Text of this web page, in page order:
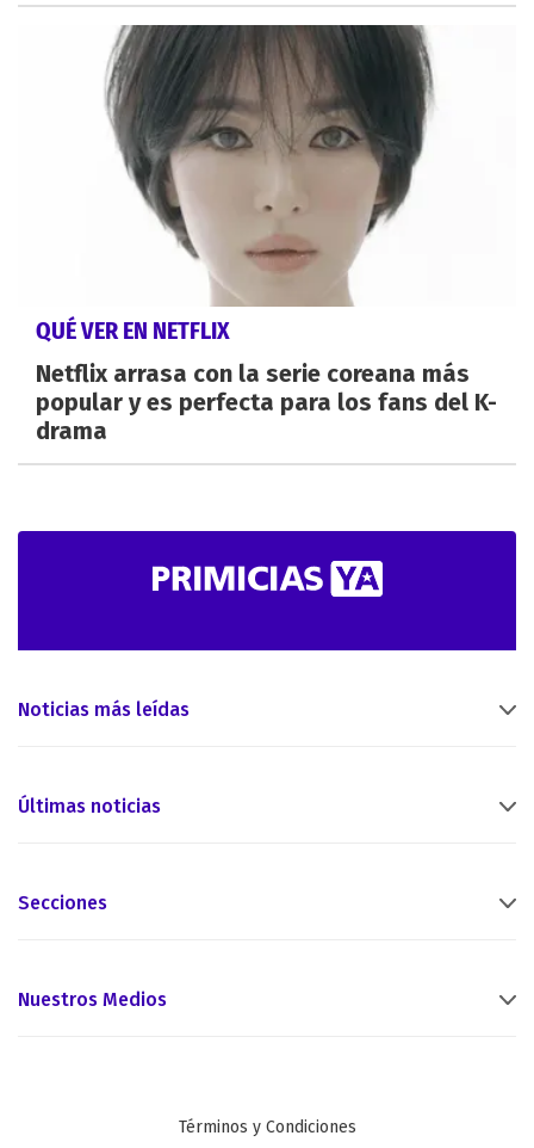
QUÉ VER EN NETFLIX
Netflix arrasa con la serie coreana más
popular y es perfecta para los fans del K-
drama
Noticias más leídas
Últimas noticias
Secciones
Nuestros Medios
Términos y Condiciones